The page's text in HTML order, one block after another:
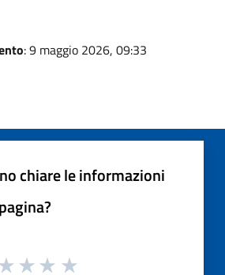
: 9 maggio 2026, 09:33
chiare le informazioni